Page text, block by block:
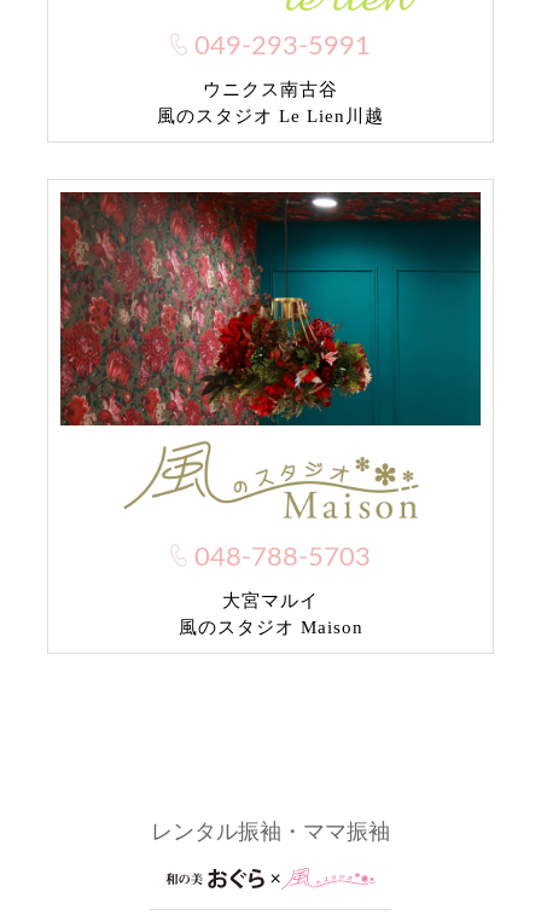
049-293-5991
ウニクス南古谷
風のスタジオ Le Lien川越
048-788-5703
大宮マルイ
風のスタジオ Maison
レンタル振袖・ママ振袖